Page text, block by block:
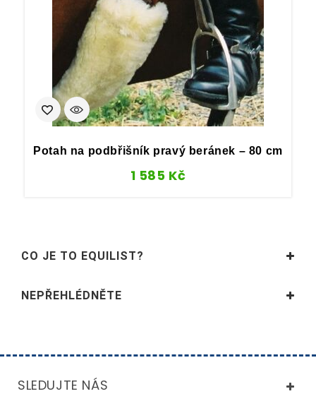
Potah na podbřišník pravý beránek – 80 cm
1 585 Kč
CO JE TO EQUILIST?
NEPŘEHLÉDNĚTE
SLEDUJTE NÁS